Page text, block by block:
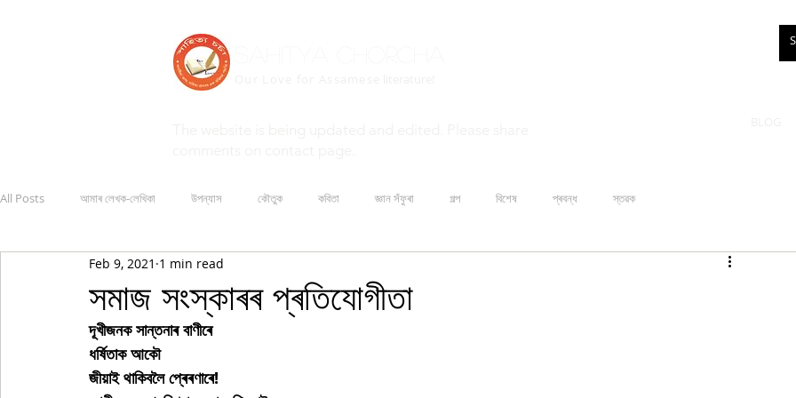
All Posts আমাৰ লেখক-লেখিকা উপন্যাস কৌতুক কবিতা জ্ঞান সঁফুৰা গল্প বিশেষ প্ৰবন্ধ স্তৱক
সমাজ সংস্কাৰৰ প্ৰতিযোগীতা
Feb 9, 2021 1 min read
দূখীজনক সান্তনাৰ বাণীৰে
ধৰ্ষিতাক আকৌ
জীয়াই থাকিবলৈ প্ৰেৰণাৰে!